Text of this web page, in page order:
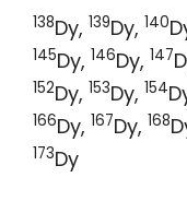
138Dy, 139Dy, 140
145Dy, 146Dy, 147
152Dy, 153Dy, 154
166Dy, 167Dy, 168
173Dy